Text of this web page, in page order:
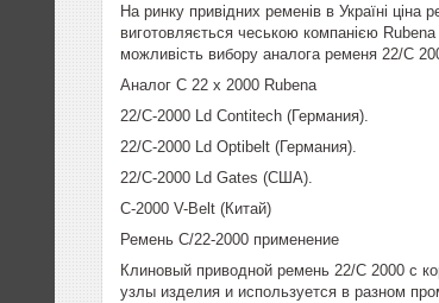
На ринку привідних ременів в Україні
виготовляється чеською компанією Rubena
можливість вибору аналога ременя 22/C
Аналог C 22 x 2000 Rubena
22/C-2000 Ld Contitech (Германия).
22/C-2000 Ld Optibelt (Германия).
22/C-2000 Ld Gates (США).
C-2000 V-Belt (Китай)
Ремень C/22-2000 применение
Клиновый приводной ремень 22/C 2000 с
узлы изделия и используется в разном